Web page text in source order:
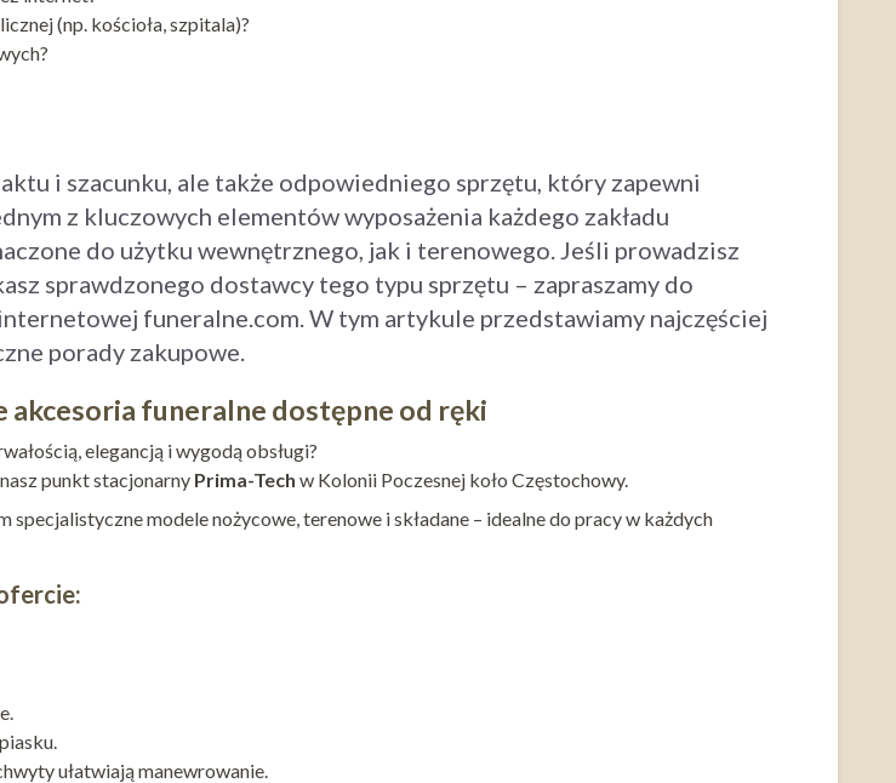
(np. kościoła, szpitala)?
i szacunku, ale także odpowiedniego sprzętu, który zapewni
z kluczowych elementów wyposażenia każdego zakładu
do użytku wewnętrznego, jak i terenowego. Jeśli prowadzisz
sprawdzonego dostawcy tego typu sprzętu – zapraszamy do
funeralne.com. W tym artykule przedstawiamy najczęściej
porady zakupowe.
funeralne dostępne od ręki
elegancją i wygodą obsługi?
punkt stacjonarny Prima-Tech w Kolonii Poczesnej koło Częstochowy.
specjalistyczne modele nożycowe, terenowe i składane – idealne do pracy w każdych
ułatwiają manewrowanie.